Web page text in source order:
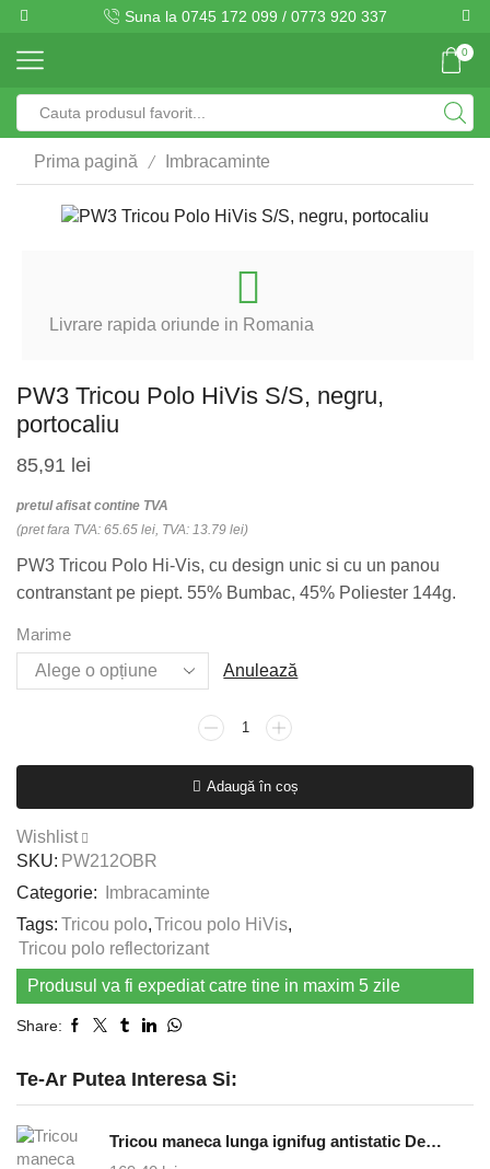
Suna la 0745 172 099 / 0773 920 337
0
Prima pagină / Imbracaminte
Livrare rapida oriunde in Romania
PW3 Tricou Polo HiVis S/S, negru,
portocaliu
85,91 lei
pretul afisat contine TVA
(pret fara TVA: 65.65 lei, TVA: 13.79 lei)
PW3 Tricou Polo Hi-Vis, cu design unic si cu un panou
contranstant pe piept. 55% Bumbac, 45% Poliester 144g.
Marime
Anulează
Cantitate
Polo
portocaliu
Adaugă în coș
Wishlist
SKU: PW212OBR
Categorie:
Imbracaminte
Tags: Tricou polo,Tricou polo HiVis,
Tricou polo reflectorizant
Produsul va fi expediat catre tine in maxim 5 zile
Share:
Te-Ar Putea Interesa Si:
Tricou maneca lunga ignifug antistatic Defender - bleumarin